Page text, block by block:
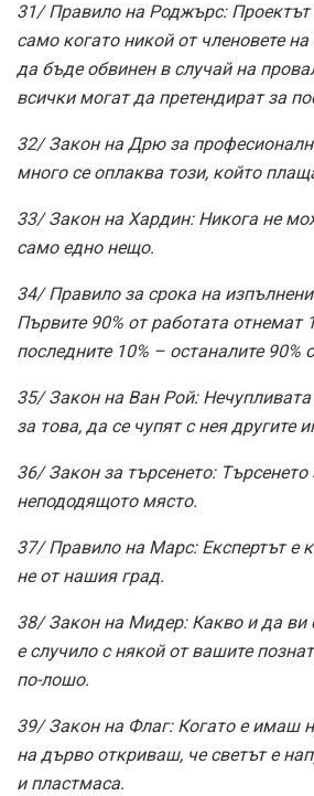
31/ Правило на Роджърс:
само когато никой от членовете
да бъде обвинен в случай на
всички могат да претендират за
32/ Закон на Дрю за
много се оплаква този, който
33/ Закон на Хардин: Никога не
само едно нещо.
34/ Правило за срока на
Първите 90% от работата отнемат
последните 10% – останалите 90%
35/ Закон на Ван Рой: Нечупливата
за това, да се чупят с нея другите
36/ Закон за търсенето: Търсенето
непододящото място.
37/ Правило на Марс: Експертът е
не от нашия град.
38/ Закон на Мидер: Какво и да ви
е случило с някой от вашите
по-лошо.
39/ Закон на Флаг: Когато е имаш
на дърво откриваш, че светът е
и пластмаса.